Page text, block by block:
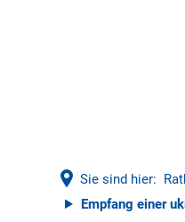
Sie sind hier:
Empfang einer